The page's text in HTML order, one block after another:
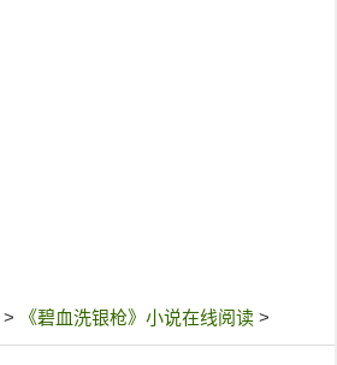
> 《碧血洗银枪》小说在线阅读 >